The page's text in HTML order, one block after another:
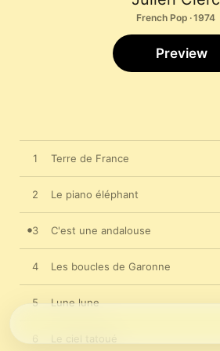
French Pop · 1974
Preview
1 Terre de France
2 Le piano éléphant
3 C'est une andalouse
4 Les boucles de Garonne
5 Lune lune
6 Le ciel tatoué